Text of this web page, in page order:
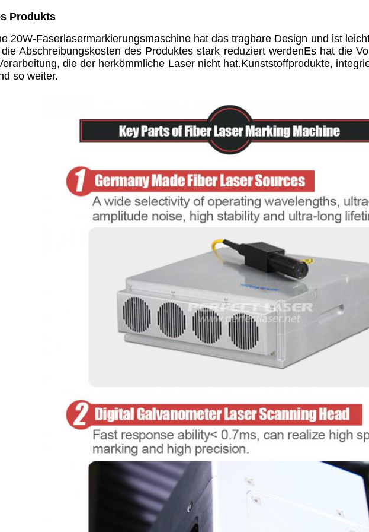
Produkts
20W-Faserlasermarkierungsmaschine hat das tragbare Design und ist
Abschreibungskosten des Produktes stark reduziert werdenEs hat die
die der herkömmliche Laser nicht hat.Kunststoffprodukte,
so weiter.